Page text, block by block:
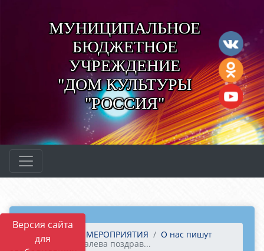
Версия сайта
для
МУНИЦИПАЛЬНОЕ
БЮДЖЕТНОЕ
УЧРЕЖДЕНИЕ
"ДОМ КУЛЬТУРЫ
"РОССИЯ"
Главная МЕРОПРИЯТИЯ
О нас пишут
Елена Ковалева поздрав...